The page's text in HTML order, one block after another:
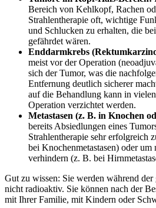
Bereich von Kehlkopf, Rachen
Strahlentherapie oft, wichtige
und Schlucken zu erhalten, die
gefährdet wären.
Enddarmkrebs
meist vor der Operation
sich der Tumor, was die
Entfernung deutlich sicherer
auf die Behandlung kann in
Operation verzichtet werden.
Metastasen (z. B. in Knochen
bereits Absiedlungen eines
Strahlentherapie sehr erfolgreich
bei Knochenmetastasen) oder
verhindern (z. B. bei
Gut zu wissen: Sie werden während der
nicht radioaktiv. Sie können nach der
mit Ihrer Familie, mit Kindern oder